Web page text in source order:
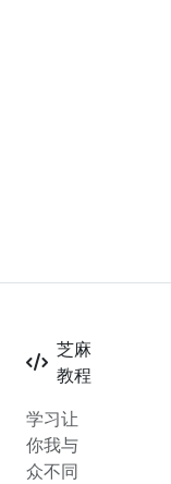
芝麻
教程
学习让
你我与
众不同